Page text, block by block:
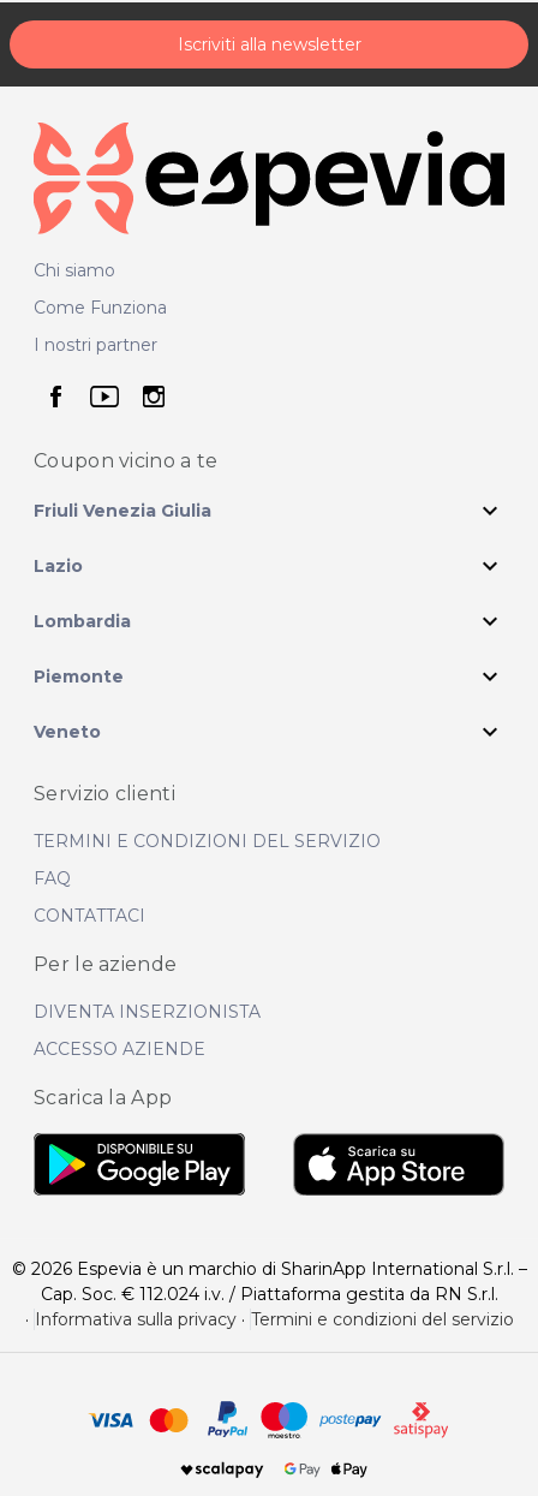
Iscriviti alla newsletter
Chi siamo
Come Funziona
I nostri partner
seguici su facebook
seguici su youtube
seguici su instagram
Coupon vicino a te
Friuli Venezia Giulia expand_more
Lazio expand_more
Lombardia expand_more
Piemonte expand_more
Veneto expand_more
Servizio clienti
TERMINI E CONDIZIONI DEL SERVIZIO
FAQ
CONTATTACI
Per le aziende
DIVENTA INSERZIONISTA
ACCESSO AZIENDE
Scarica la App
© 2026 Espevia è un marchio di SharinApp International S.r.l. –
Cap. Soc. € 112.024 i.v. / Piattaforma gestita da RN S.r.l.
·
Informativa sulla privacy· Termini e condizioni del servizio